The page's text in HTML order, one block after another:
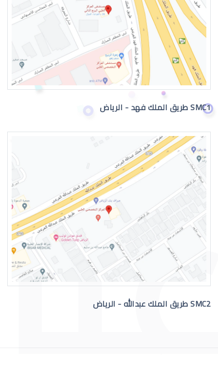
عيون الطفل الرضيع تدمع
حول عيون الاطفال الرضع
التهاب عيون الاطفال الرضع
SMC1 طريق الملك فهد - الرياض
SMC2 طريق الملك عبدالله - الرياض